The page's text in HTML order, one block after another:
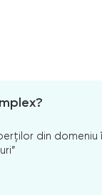
din domeniu